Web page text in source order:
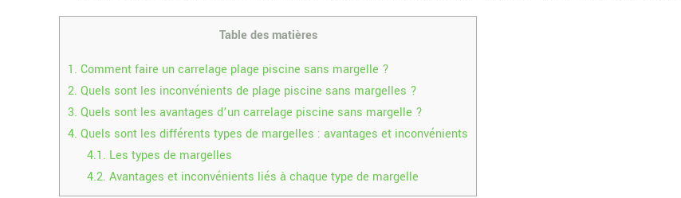
Table des matières
1. Comment faire un carrelage plage piscine sans margelle ?
2. Quels sont les inconvénients de plage piscine sans margelles ?
3. Quels sont les avantages d’un carrelage piscine sans margelle ?
4. Quels sont les différents types de margelles : avantages et inconvénients
4.1. Les types de margelles
4.2. Avantages et inconvénients liés à chaque type de margelle